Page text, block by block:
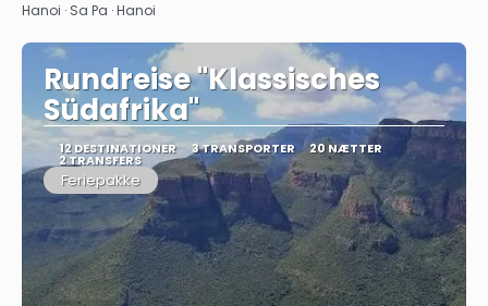
Hanoi · Sa Pa · Hanoi
Rundreise "Klassisches
Südafrika"
12 DESTINATIONER 3 TRANSPORTER 20 NÆTTER
2 TRANSFERS
Feriepakke